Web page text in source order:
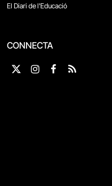
El Diari de l'Educació
CONNECTA
X
Instagram
Facebook
RSS